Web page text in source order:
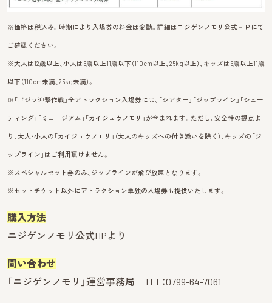
※価格は税込み。時期により入場券の料金は変動。詳細はニジゲンノモリ公式ＨＰにて
ご確認ください。
※大人は12歳以上、小人は5歳以上11歳以下（110cm以上、25kg以上）、キッズは5歳以上11歳
以下（110cm未満、25kg未満）。
※「ゴジラ迎撃作戦」全アトラクション入場券には、「シアター」「ジップライン」「シュー
ティング」「ミュージアム」「カイジュウノモリ」が含まれます。 ただし、安全性の観点よ
り、大人・小人の「カイジュウノモリ」（大人のキッズへの付き添いを除く）、キッズの「ジ
ップライン」はご利用頂けません。
※スペシャルセット券のみ、ジップラインが飛び放題となります。
※セットチケット以外にアトラクション単独の入場券も提供いたします。
購入方法
ニジゲンノモリ公式HPより
問い合わせ
「ニジゲンノモリ」運営事務局 TEL：0799-64-7061